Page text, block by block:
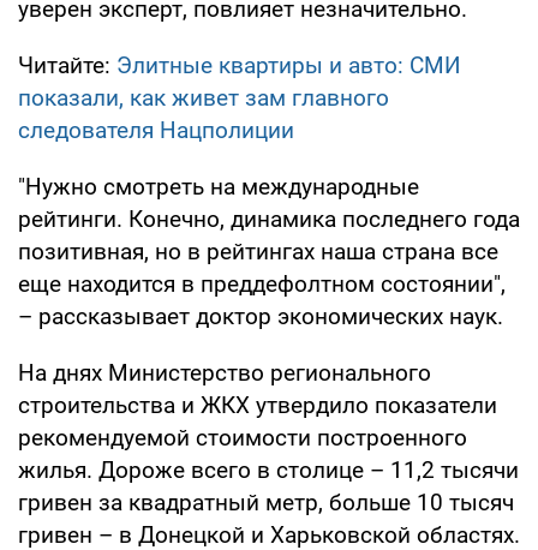
уверен эксперт, повлияет незначительно.
Читайте: Элитные квартиры и авто: СМИ
показали, как живет зам главного
следователя Нацполиции
"Нужно смотреть на международные
рейтинги. Конечно, динамика последнего года
позитивная, но в рейтингах наша страна все
еще находится в преддефолтном состоянии",
– рассказывает доктор экономических наук.
На днях Министерство регионального
строительства и ЖКХ утвердило показатели
рекомендуемой стоимости построенного
жилья. Дороже всего в столице – 11,2 тысячи
гривен за квадратный метр, больше 10 тысяч
гривен – в Донецкой и Харьковской областях.